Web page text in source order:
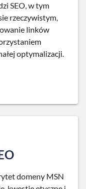
SEO, w tym
rzeczywistym,
linków
optymalizacji.
domeny MSN